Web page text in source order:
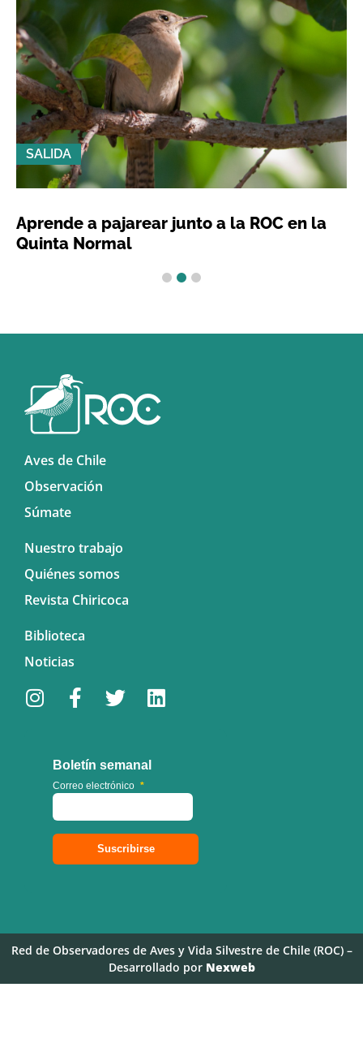
SALIDA
Aprende a pajarear junto a la ROC en la
Quinta Normal
Aves de Chile
Observación
Súmate
Nuestro trabajo
Quiénes somos
Revista Chiricoca
Biblioteca
Noticias
Boletín semanal
Correo electrónico *
Red de Observadores de Aves y Vida Silvestre de Chile (ROC) –
Desarrollado por Nexweb